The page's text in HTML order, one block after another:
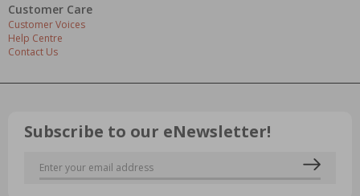
Customer Care
Customer Voices
Help Centre
Contact Us
Subscribe to our eNewsletter!